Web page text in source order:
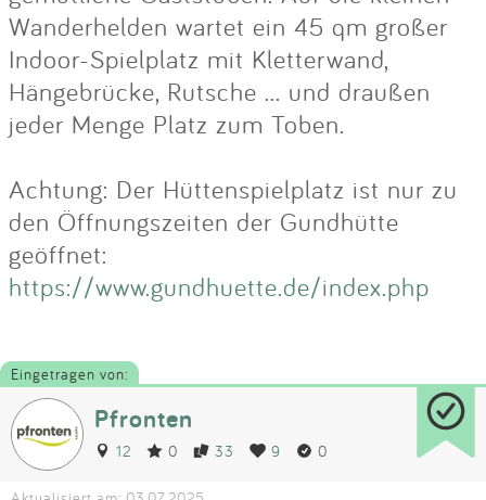
Wanderhelden wartet ein 45 qm großer
Indoor-Spielplatz mit Kletterwand,
Hängebrücke, Rutsche ... und draußen
jeder Menge Platz zum Toben.
Achtung: Der Hüttenspielplatz ist nur zu
den Öffnungszeiten der Gundhütte
geöffnet:
https://www.gundhuette.de/index.php
Eingetragen von:
Pfronten
12 0 33 9 0